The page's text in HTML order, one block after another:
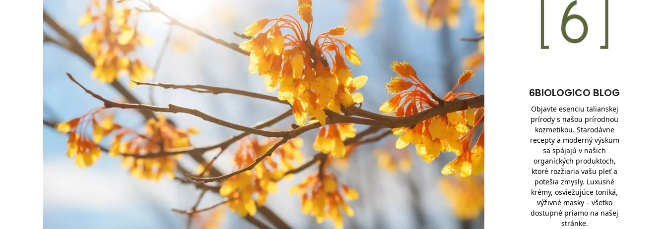
6BIOLOGICO BLOG
Objavte esenciu talianskej
prírody s našou prírodnou
kozmetikou. Starodávne
recepty a moderný výskum
sa spájajú v našich
organických produktoch,
ktoré rozžiaria vašu pleť a
potešia zmysly. Luxusné
krémy, osviežujúce toniká,
výživné masky – všetko
dostupné priamo na našej
stránke.